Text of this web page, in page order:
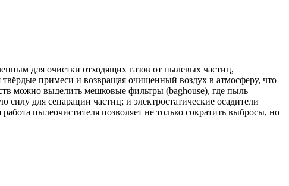
для очистки отходящих газов от пылевых частиц,
примеси и возвращая очищенный воздух в атмосферу, что
можно выделить мешковые фильтры (baghouse), где пыль
для сепарации частиц; и электростатические осадители
пылеочистителя позволяет не только сократить выбросы, но